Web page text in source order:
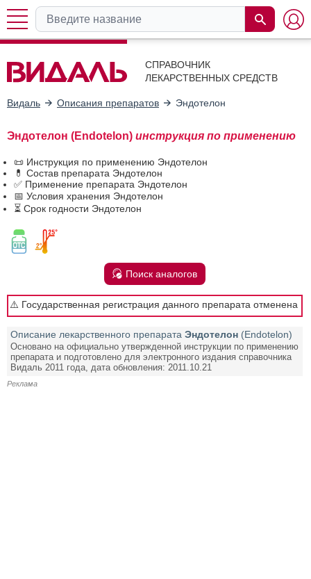
СПРАВОЧНИК
ЛЕКАРСТВЕННЫХ СРЕДСТВ
Видаль Описания препаратов Эндотелон
Эндотелон (Endotelon) инструкция по применению
📜 Инструкция по применению Эндотелон
💊 Состав препарата Эндотелон
✅ Применение препарата Эндотелон
📅 Условия хранения Эндотелон
⏳ Срок годности Эндотелон
Поиск аналогов
⚠️ Государственная регистрация данного препарата отменена
Описание лекарственного препарата Эндотелон (Endotelon)
Основано на официально утвержденной инструкции по применению
препарата и подготовлено для электронного издания справочника
Видаль 2011 года, дата обновления: 2011.10.21
Реклама